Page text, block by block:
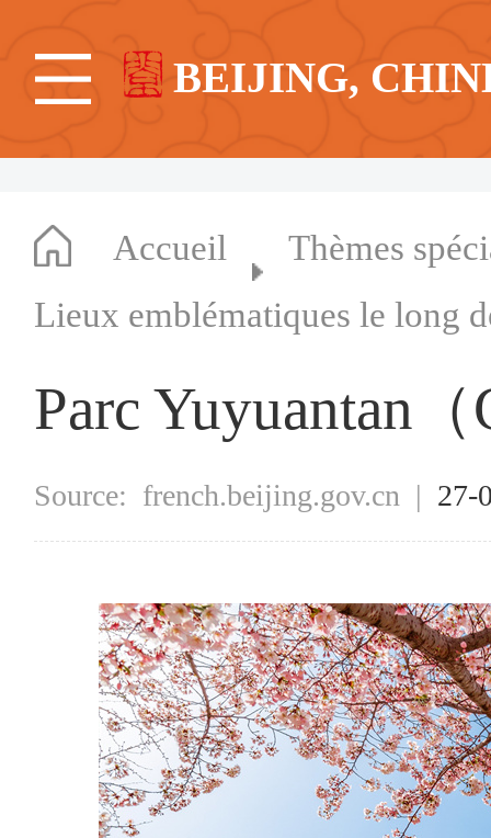
BEIJING,
Accueil
Thèmes
Lieux emblématiques le long
Parc Yuyuantan
Source: french.beijing.gov.cn | 27-